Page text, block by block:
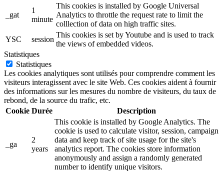
_gat
1
minute
This cookies is installed by Google Universal
Analytics to throttle the request rate to limit the
colllection of data on high traffic sites.
YSC
session
This cookies is set by Youtube and is used to track
the views of embedded videos.
Statistiques
Statistiques
Les cookies analytiques sont utilisés pour comprendre comment les
visiteurs interagissent avec le site Web. Ces cookies aident à fournir
des informations sur les mesures du nombre de visiteurs, du taux de
rebond, de la source du trafic, etc.
Cookie Durée Description
_ga
2
years
This cookie is installed by Google Analytics. The
cookie is used to calculate visitor, session, campaign
data and keep track of site usage for the site's
analytics report. The cookies store information
anonymously and assign a randomly generated
number to identify unique visitors.